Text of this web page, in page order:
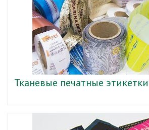
Тканевые печатные этикетки